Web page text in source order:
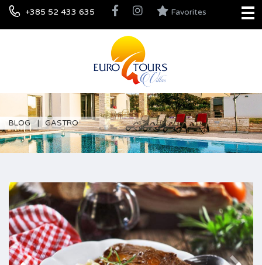
+385 52 433 635 Favorites
BLOG GASTRO